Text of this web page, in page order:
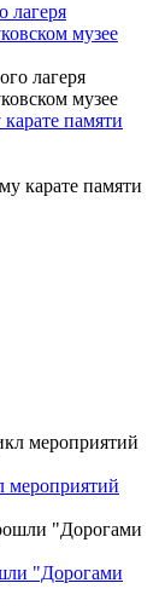
лагеря
музее
памяти
мероприятий
"Дорогами